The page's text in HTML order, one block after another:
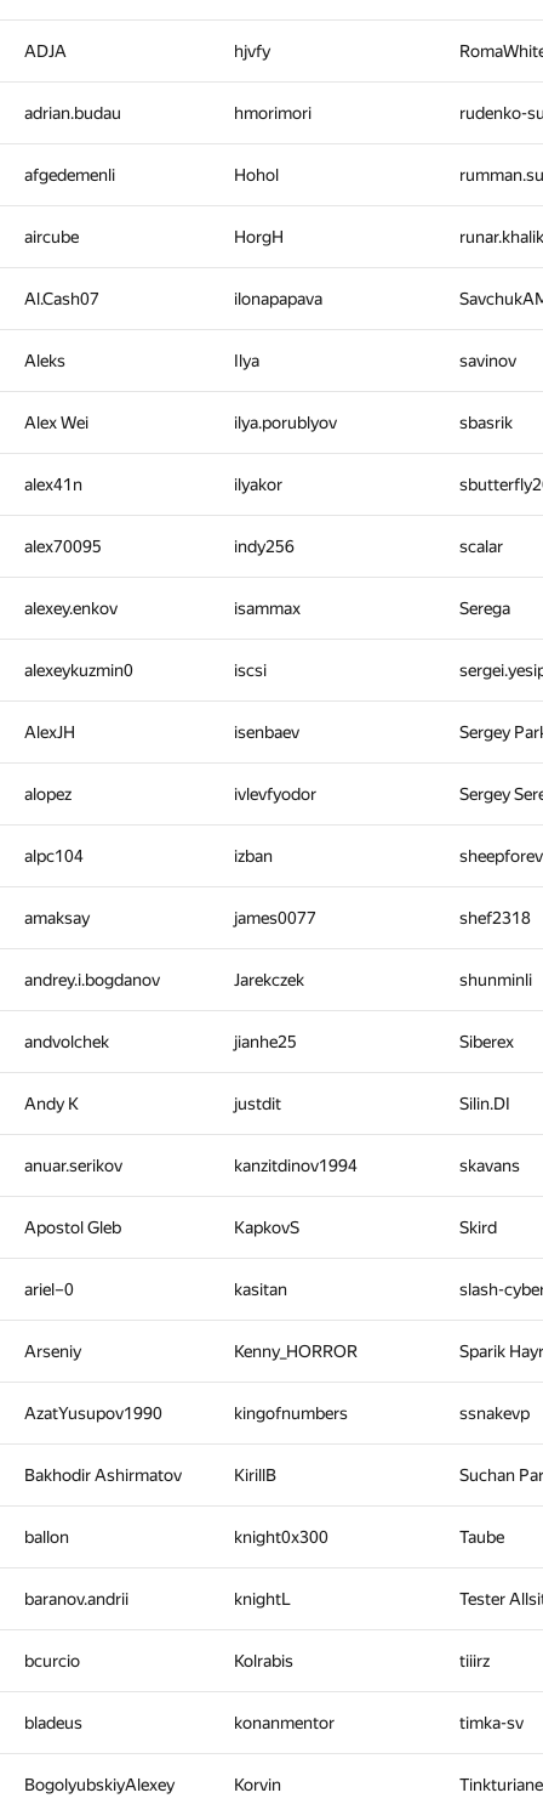
ADJA hjvfy
adrian.budau hmorimori rudenko-
afgedemenli Hohol
aircube HorgH
Al.Cash07 ilonapapava
Aleks Ilya savinov
Alex Wei ilya.porublyov sbasrik
alex41n ilyakor
alex70095 indy256 scalar
alexey.enkov isammax Serega
alexeykuzmin0 iscsi
AlexJH isenbaev Sergey
alopez ivlevfyodor Sergey
alpc104 izban
amaksay james0077 shef2318
andrey.i.bogdanov Jarekczek shunminli
andvolchek jianhe25 Siberex
Andy K justdit Silin.DI
anuar.serikov kanzitdinov1994 skavans
Apostol Gleb KapkovS Skird
ariel–0 kasitan slash-
Arseniy Kenny_HORROR Sparik
AzatYusupov1990 kingofnumbers ssnakevp
Bakhodir Ashirmatov KirillB Suchan
ballon knight0x300 Taube
baranov.andrii knightL Tester
bcurcio Kolrabis tiiirz
bladeus konanmentor timka-sv
BogolyubskiyAlexey Korvin